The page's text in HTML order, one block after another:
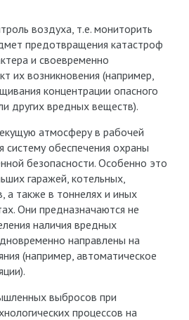
воздуха, т.е. мониторить
предотвращения катастроф
и своевременно
их возникновения (например,
концентрации опасного
других вредных веществ).
атмосферу в рабочей
систему обеспечения охраны
безопасности. Особенно это
гаражей, котельных,
а также в тоннелях и иных
Они предназначаются не
наличия вредных
направлены на
(например, автоматическое
выбросов при
процессов на